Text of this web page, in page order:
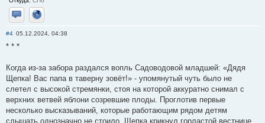
Отправить личное сообщение
Сайт
#4 05.12.2024, 04:38
* * *
Когда из-за забора раздался вопль Садоводовой младшей: «Дядя
Щепка! Вас папа в таверну зовёт!» - упомянутый чуть было не
слетел с высокой стремянки, стоя на которой аккуратно снимал с
верхних ветвей яблони созревшие плоды. Проглотив первые
несколько высказываний, которые работающим рядом детям
слышать однозначно не стоило, Щепка крикнул горластой вестнице,